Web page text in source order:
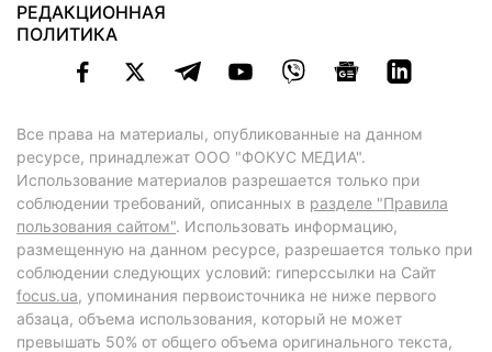
РЕДАКЦИОННАЯ
ПОЛИТИКА
Все права на материалы, опубликованные на данном
ресурсе, принадлежат ООО "ФОКУС МЕДИА".
Использование материалов разрешается только при
соблюдении требований, описанных в разделе "Правила
пользования сайтом". Использовать информацию,
размещенную на данном ресурсе, разрешается только при
соблюдении следующих условий: гиперссылки на Сайт
focus.ua, упоминания первоисточника не ниже первого
абзаца, объема использования, который не может
превышать 50% от общего объема оригинального текста,